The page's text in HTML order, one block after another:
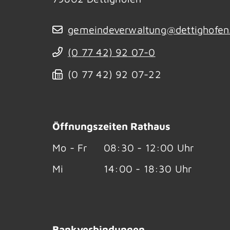
(0 77 42) 92 07-0
(0 77 42) 92 07-22
Öffnungszeiten Rathaus
Mo - Fr
08:30 - 12:00 Uhr
Mi
14:00 - 18:30 Uhr